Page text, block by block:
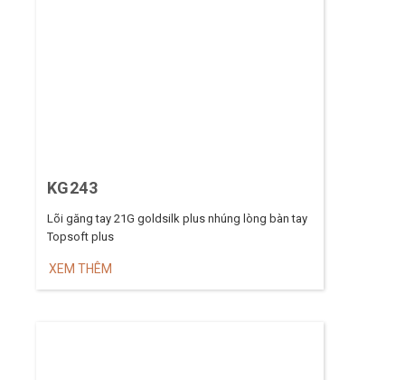
KG243
Lõi găng tay 21G goldsilk plus nhúng lòng bàn tay
Topsoft plus
XEM THÊM